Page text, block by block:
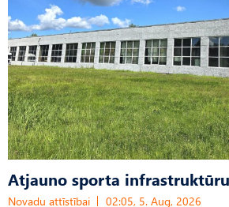
Atjauno sporta infrastruktūru
Novadu attīstībai 02:05, 5. Aug, 2026